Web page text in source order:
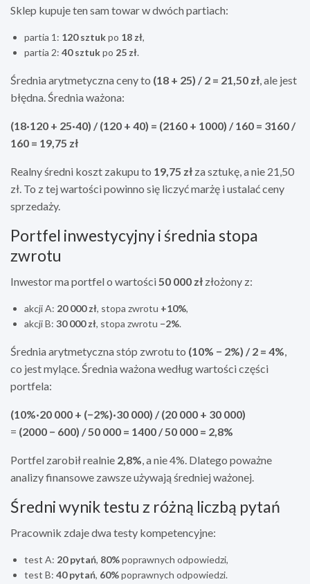
Sklep kupuje ten sam towar w dwóch partiach:
partia 1: 120 sztukpo 18 zł,
partia 2: 40 sztukpo 25 zł.
Średnia arytmetyczna ceny to (18 + 25) / 2 = 21,50 zł, ale jest
błędna. Średnia ważona:
(18·120 + 25·40) / (120 + 40) = (2160 + 1000) / 160 = 3160 /
160 = 19,75 zł
Realny średni koszt zakupu to 19,75 zł za sztukę, a nie 21,50
zł. To z tej wartości powinno się liczyć marżę i ustalać ceny
sprzedaży.
Portfel inwestycyjny i średnia stopa
zwrotu
Inwestor ma portfel o wartości50 000 zł złożony z:
akcji A: 20 000 zł, stopa zwrotu +10%,
akcji B: 30 000 zł, stopa zwrotu −2%.
Średnia arytmetyczna stóp zwrotu to (10% − 2%) / 2 = 4%,
co jest mylące. Średnia ważona według wartości części
portfela:
(10%·20 000 + (−2%)·30 000) / (20 000 + 30 000)
= (2000 − 600) / 50 000 = 1400 / 50 000 = 2,8%
Portfel zarobił realnie 2,8%, a nie 4%. Dlatego poważne
analizy finansowe zawsze używają średniej ważonej.
Średni wynik testu z różną liczbą pytań
Pracownik zdaje dwa testy kompetencyjne:
test A: 20 pytań, 80%poprawnych odpowiedzi,
test B: 40 pytań, 60%poprawnych odpowiedzi.